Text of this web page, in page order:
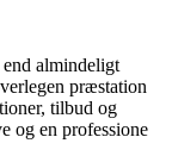
pak
almindeligt
præstation
tilbud og
og en professione